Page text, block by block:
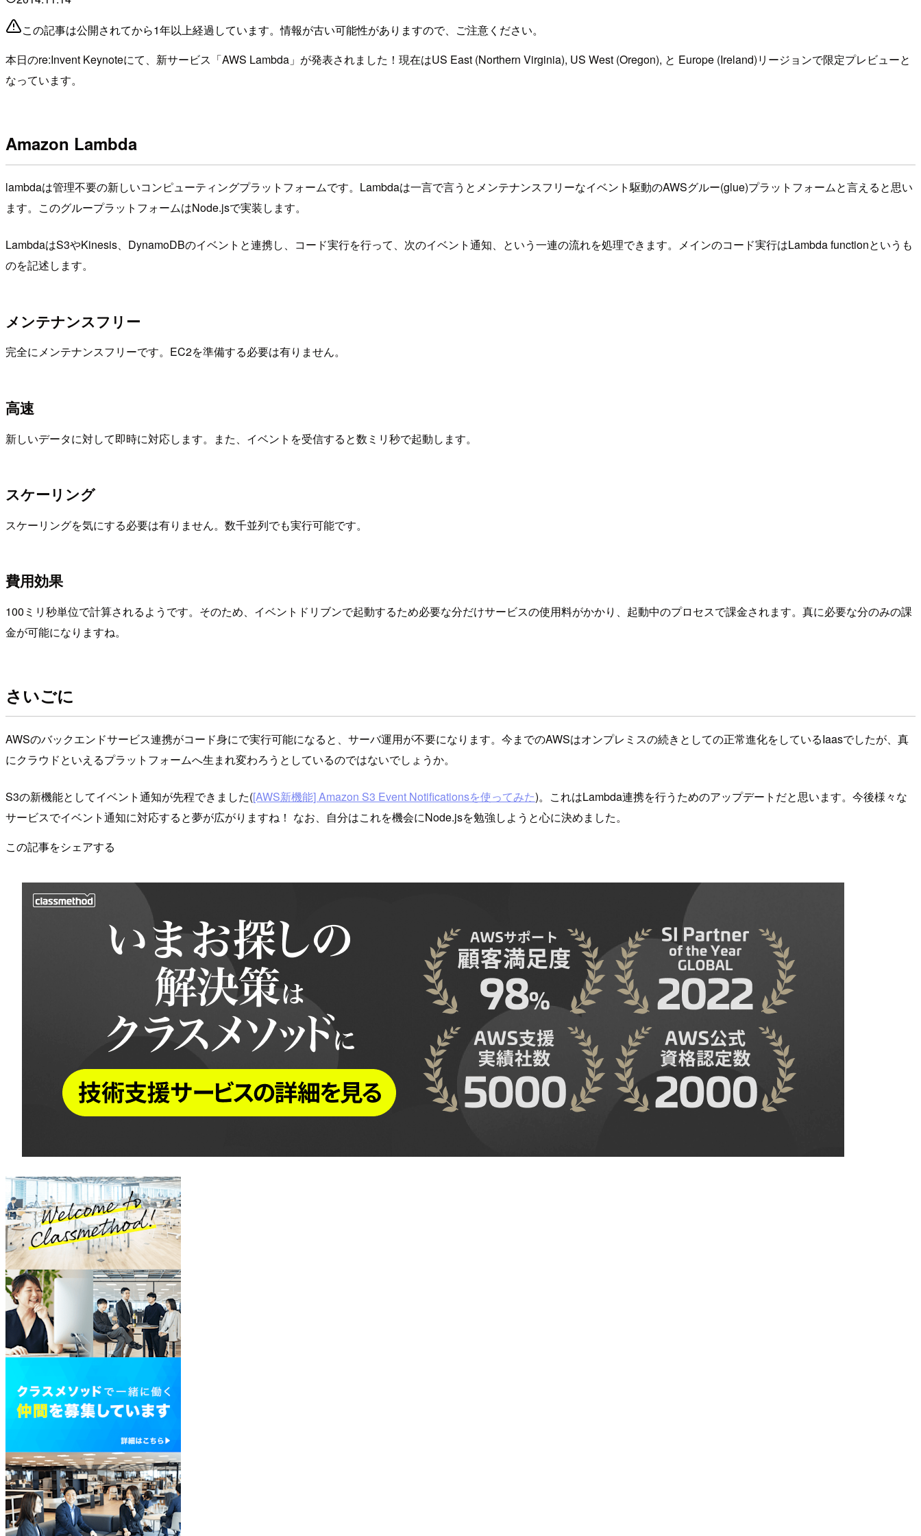
この記事は公開されてから1年以上経過しています。情報が古い可能性がありますので、ご注意ください。
本日のre:Invent Keynoteにて、新サービス「AWS Lambda」が発表されました！現在はUS East (Northern Virginia), US West (Oregon), と Europe (Ireland)リージョンで限定プレビューと
なっています。
Amazon Lambda
lambdaは管理不要の新しいコンピューティングプラットフォームです。Lambdaは一言で言うとメンテナンスフリーなイベント駆動のAWSグルー(glue)プラットフォームと言えると思い
ます。このグループラットフォームはNode.jsで実装します。
LambdaはS3やKinesis、DynamoDBのイベントと連携し、コード実行を行って、次のイベント通知、という一連の流れを処理できます。メインのコード実行はLambda functionというも
のを記述します。
メンテナンスフリー
完全にメンテナンスフリーです。EC2を準備する必要は有りません。
高速
新しいデータに対して即時に対応します。また、イベントを受信すると数ミリ秒で起動します。
スケーリング
スケーリングを気にする必要は有りません。数千並列でも実行可能です。
費用効果
100ミリ秒単位で計算されるようです。そのため、イベントドリブンで起動するため必要な分だけサービスの使用料がかかり、起動中のプロセスで課金されます。真に必要な分のみの課
金が可能になりますね。
さいごに
AWSのバックエンドサービス連携がコード身にで実行可能になると、サーバ運用が不要になります。今までのAWSはオンプレミスの続きとしての正常進化をしているIaasでしたが、真
にクラウドといえるプラットフォームへ生まれ変わろうとしているのではないでしょうか。
S3の新機能としてイベント通知が先程できました([AWS新機能] Amazon S3 Event Notificationsを使ってみた)。これはLambda連携を行うためのアップデートだと思います。今後様々な
サービスでイベント通知に対応すると夢が広がりますね！ なお、自分はこれを機会にNode.jsを勉強しようと心に決めました。
この記事をシェアする